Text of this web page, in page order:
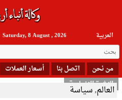
العربیة Saturday, 8 August , 2026
من نحن اتصل بنا أسعار العملات
النشرة الإخبارية
العالم,سياسة